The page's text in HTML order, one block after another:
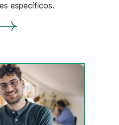
específicos.